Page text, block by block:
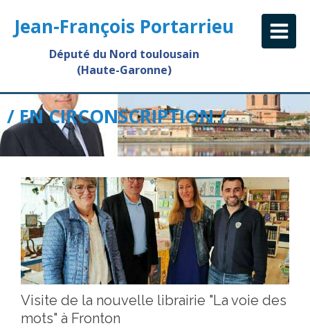
Jean-François Portarrieu
Député du Nord toulousain
(Haute-Garonne)
/ EN CIRCONSCRIPTION /
Visite de la nouvelle librairie "La voie des
mots" à Fronton